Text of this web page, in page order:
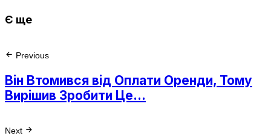
Є ще
Previous
Він Втомився від Оплати Оренди, Тому
Вирішив Зробити Це…
Next